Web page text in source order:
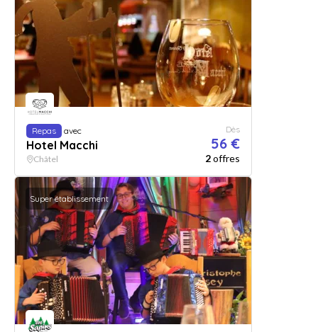
Repas avec
Hotel Macchi
Dès
56 €
Châtel 2offres
Super établissement